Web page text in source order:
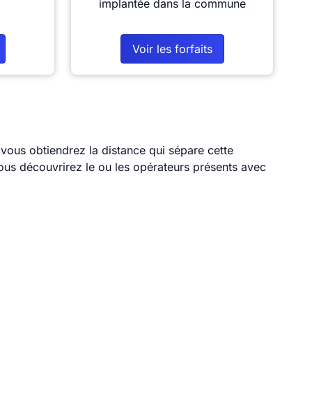
implantée dans la commune
Voir les forfaits
obtiendrez la distance qui sépare cette
découvrirez le ou les opérateurs présents avec